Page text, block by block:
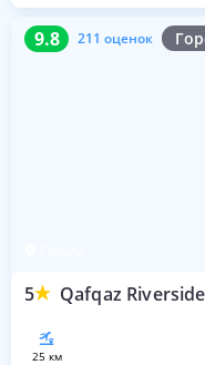
9.8 211 оценок
5 Qafqaz
9.8 211 оценок
25 км